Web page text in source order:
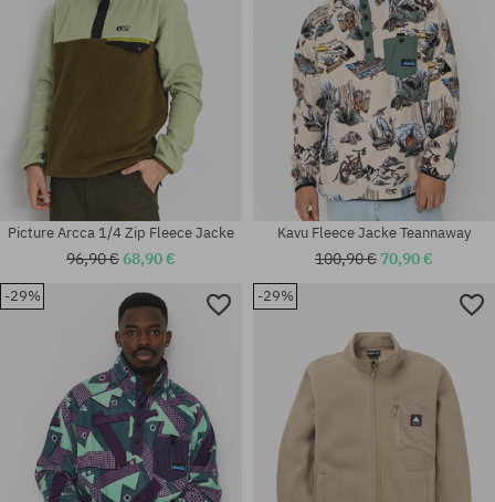
Verfügbare Größen:
Verfügbare Größen:
M; L; XL
Picture Arcca 1/4 Zip Fleece Jacke
96,90 €68,90 €
Kavu Fleece Jacke Teannaway
100,90 € 70,90 €
-29% -29%